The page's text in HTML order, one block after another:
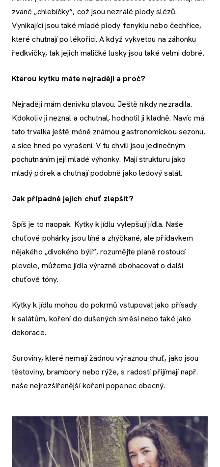
zvané „chlebíčky“, což jsou nezralé plody slézů.
Vynikající jsou také mladé plody fenyklu nebo čechřice,
které chutnají po lékořici. A když vykvetou na záhonku
ředkvičky, tak jejich maličké lusky jsou také velmi dobré.
Kterou kytku máte nejraději a proč?
Nejraději mám denivku plavou. Ještě nikdy nezradila.
Kdokoliv ji neznal a ochutnal, hodnotil ji kladně. Navíc má
tato trvalka ještě méně známou gastronomickou sezonu,
a sice hned po vyrašení. V tu chvíli jsou jedinečným
pochutnáním její mladé výhonky. Mají strukturu jako
mladý pórek a chutnají podobně jako ledový salát.
Jak případně jejich chuť zlepšit?
Spíš je to naopak. Kytky k jídlu vylepšují jídla. Naše
chuťové pohárky jsou líné a zhýčkané, ale přídavkem
nějakého „divokého býlí“, rozumějte planě rostoucí
plevele, můžeme jídla výrazně obohacovat o další
chuťové tóny.
Kytky k jídlu mohou do pokrmů vstupovat jako přísady
k salátům, koření do dušených směsí nebo také jako
dekorace.
Suroviny, které nemají žádnou výraznou chuť, jako jsou
těstoviny, brambory nebo rýže, s radostí přijímají např.
naše nejrozšířenější koření popenec obecný.